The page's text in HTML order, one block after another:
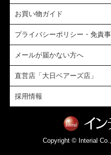
お買い物ガイド
プライバシーポリシー・免責
メールが届かない方へ
直営店「大日ベアーズ店」
採用情報
Copyright © Interial